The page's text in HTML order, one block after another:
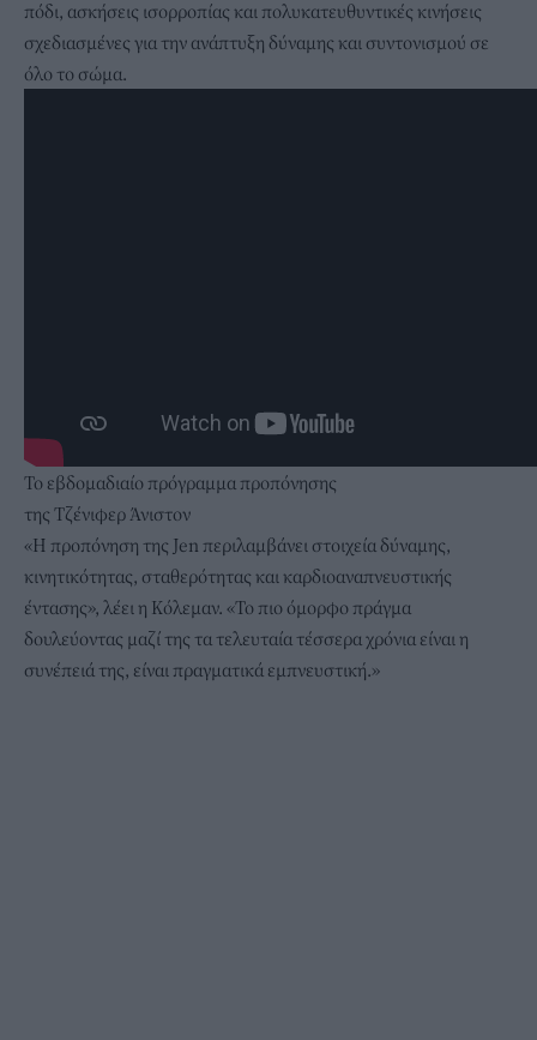
πόδι, ασκήσεις ισορροπίας και πολυκατευθυντικές κινήσεις
σχεδιασμένες για την ανάπτυξη δύναμης και συντονισμού σε
όλο το σώμα.
Το εβδομαδιαίο πρόγραμμα προπόνησης
της Τζένιφερ Άνιστον
«Η προπόνηση της Jen περιλαμβάνει στοιχεία δύναμης,
κινητικότητας, σταθερότητας και καρδιοαναπνευστικής
έντασης», λέει η Κόλεμαν. «Το πιο όμορφο πράγμα
δουλεύοντας μαζί της τα τελευταία τέσσερα χρόνια είναι η
συνέπειά της, είναι πραγματικά εμπνευστική.»